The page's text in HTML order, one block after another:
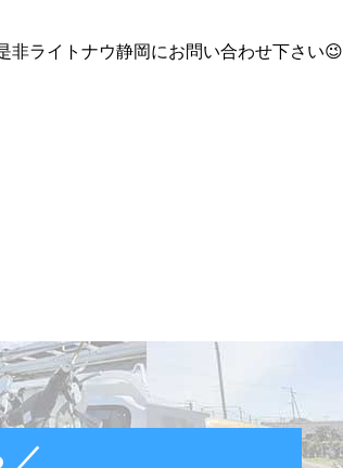
非ライトナウ静岡にお問い合わせ下さい😉
／